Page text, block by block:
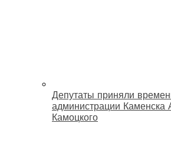
Депутаты приняли
администрации Каменска
Камоцкого